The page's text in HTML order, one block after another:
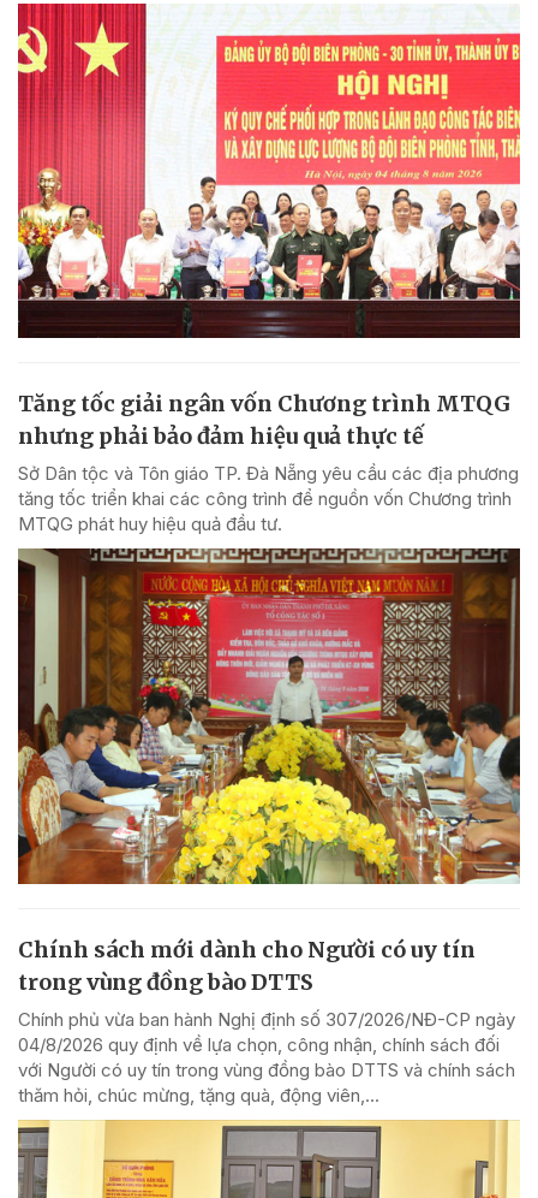
Tăng tốc giải ngân vốn Chương trình MTQG
nhưng phải bảo đảm hiệu quả thực tế
Sở Dân tộc và Tôn giáo TP. Đà Nẵng yêu cầu các địa phương
tăng tốc triển khai các công trình để nguồn vốn Chương trình
MTQG phát huy hiệu quả đầu tư.
Chính sách mới dành cho Người có uy tín
trong vùng đồng bào DTTS
Chính phủ vừa ban hành Nghị định số 307/2026/NĐ-CP ngày
04/8/2026 quy định về lựa chọn, công nhận, chính sách đối
với Người có uy tín trong vùng đồng bào DTTS và chính sách
thăm hỏi, chúc mừng, tặng quà, động viên,...